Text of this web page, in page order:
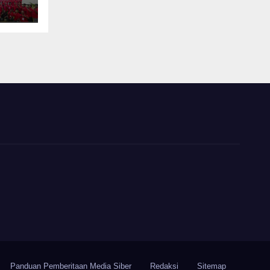
Panduan Pemberitaan Media Siber Redaksi Sitemap